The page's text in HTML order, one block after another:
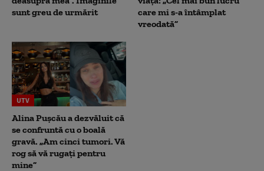
sunt greu de urmărit
care mi s-a întâmplat
vreodată”
UTV
Alina Pușcău a dezvăluit că
se confruntă cu o boală
gravă. „Am cinci tumori. Vă
rog să vă rugați pentru
mine”